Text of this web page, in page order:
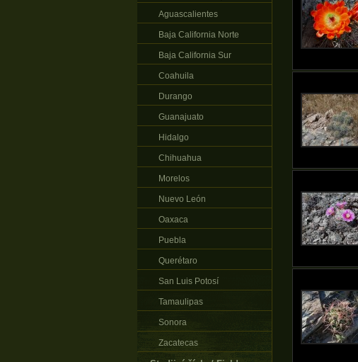
Aguascalientes
Baja California Norte
Baja California Sur
Coahuila
Durango
Guanajuato
Hidalgo
Chihuahua
Morelos
Nuevo León
Oaxaca
Puebla
Querétaro
San Luis Potosí
Tamaulipas
Sonora
Zacatecas